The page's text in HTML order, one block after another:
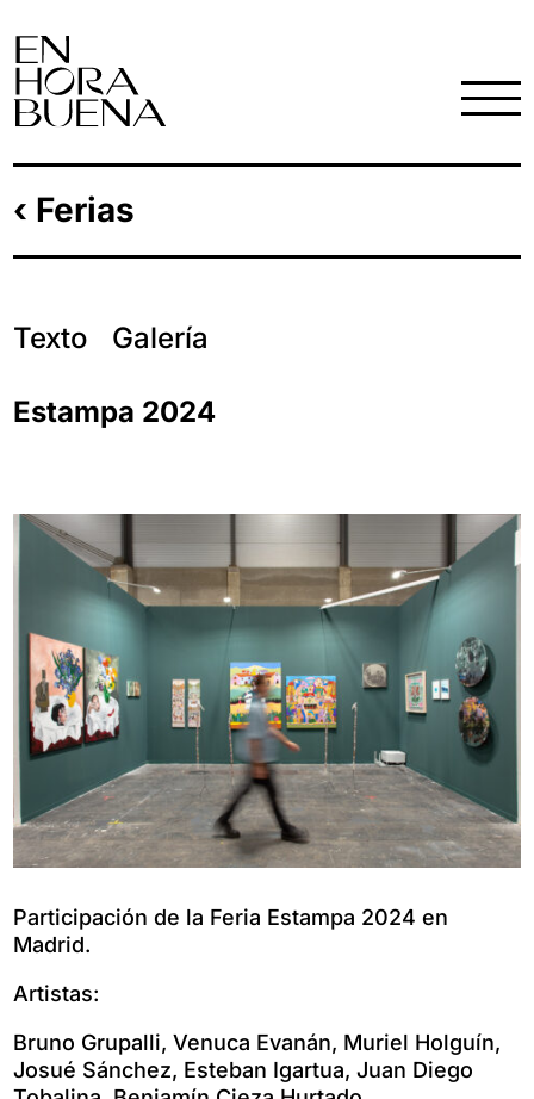
‹ Ferias
Texto Galería
Estampa 2024
Participación de la Feria Estampa 2024 en
Madrid.
Artistas:
Bruno Grupalli, Venuca Evanán, Muriel Holguín,
Josué Sánchez, Esteban Igartua, Juan Diego